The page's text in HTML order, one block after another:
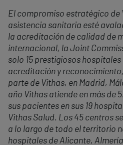
El compromiso estratégico de
asistencia sanitaria esté
la acreditación de calidad de
internacional, la Joint
solo 15 prestigiosos
acreditación y
parte de Vithas, en Madrid,
año Vithas atiende en más de
sus pacientes en sus 19
Vithas Salud. Los 45 centros
a lo largo de todo el territorio
hospitales de Alicante,